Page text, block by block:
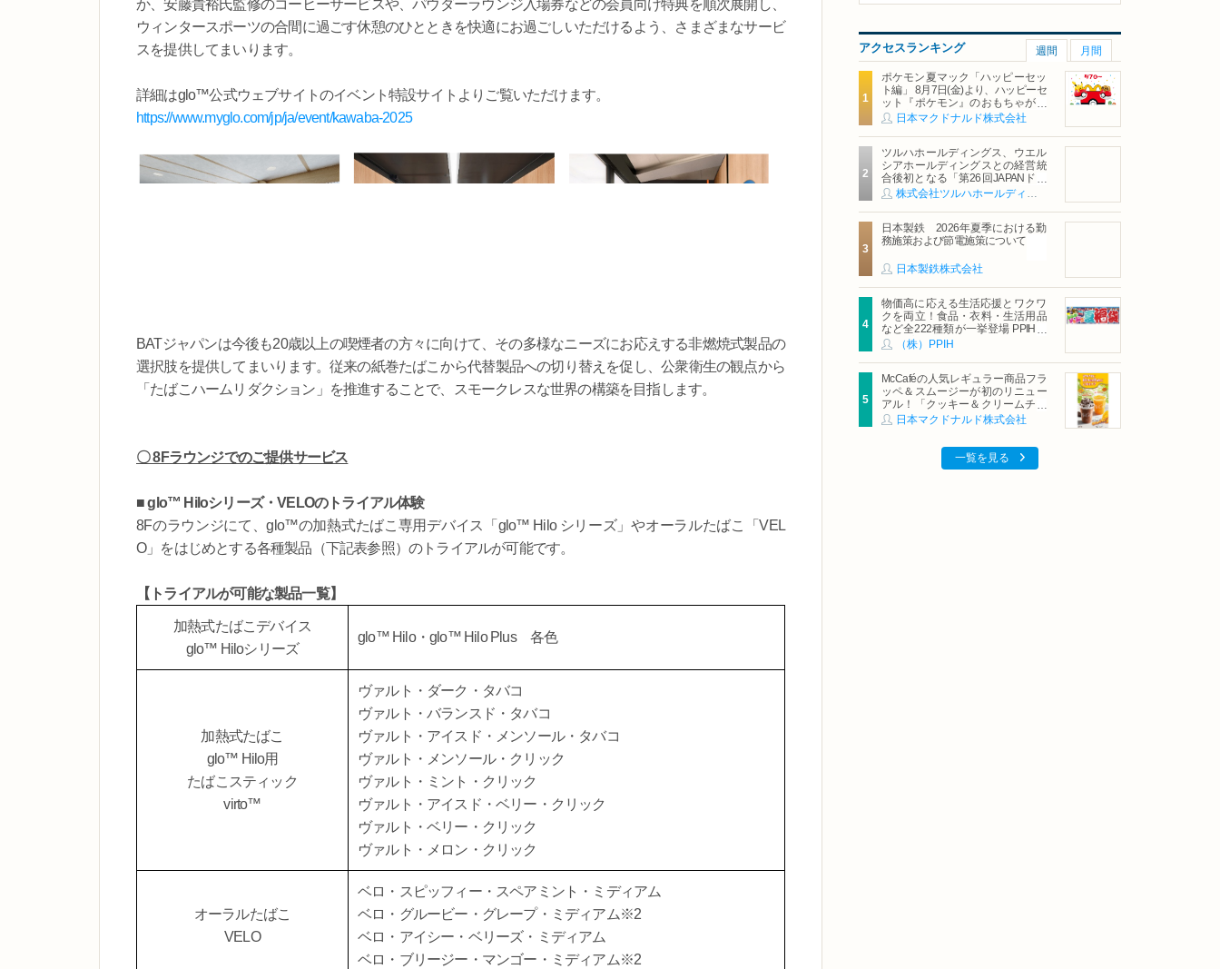
か、安藤貴裕氏監修のコーヒーサービスや、パウダーラウンジ入場券などの会員向け特典を順次展開し、
ウィンタースポーツの合間に過ごす休憩のひとときを快適にお過ごしいただけるよう、さまざまなサービ
スを提供してまいります。
詳細はglo™公式ウェブサイトのイベント特設サイトよりご覧いただけます。
https://www.myglo.com/jp/ja/event/kawaba-2025
BATジャパンは今後も20歳以上の喫煙者の方々に向けて、その多様なニーズにお応えする非燃焼式製品の
選択肢を提供してまいります。従来の紙巻たばこから代替製品への切り替えを促し、公衆衛生の観点から
「たばこハームリダクション」を推進することで、スモークレスな世界の構築を目指します。
〇 8Fラウンジでのご提供サービス
■glo™ Hiloシリーズ・VELOのトライアル体験
8Fのラウンジにて、glo™の加熱式たばこ専用デバイス「glo™ Hilo シリーズ」やオーラルたばこ「VEL
O」をはじめとする各種製品（下記表参照）のトライアルが可能です。
【トライアルが可能な製品一覧】
加熱式たばこデバイス
glo™ Hiloシリーズ
glo™ Hilo・glo™ Hilo Plus 各色
加熱式たばこ
glo™ Hilo用
たばこスティック
virto™
ヴァルト・ダーク・タバコ
ヴァルト・バランスド・タバコ
ヴァルト・アイスド・メンソール・タバコ
ヴァルト・メンソール・クリック
ヴァルト・ミント・クリック
ヴァルト・アイスド・ベリー・クリック
ヴァルト・ベリー・クリック
ヴァルト・メロン・クリック
オーラルたばこ
VELO
ベロ・スピッフィー・スペアミント・ミディアム
ベロ・グルービー・グレープ・ミディアム※2
ベロ・アイシー・ベリーズ・ミディアム
ベロ・ブリージー・マンゴー・ミディアム※2
アクセスランキング 週間 月間
ポケモン夏マック「ハッピーセッ
ト編」 8月7日(金)より、ハッピーセ
ット『ポケモン』のおもちゃが期
間限定登場
日本マクドナルド株式会社
ツルハホールディングス、ウエル
シアホールディングスとの経営統
合後初となる「第26回JAPANドラ
ッグストアショー」に出展
株式会社ツルハホールディングス
日本製鉄 2026年夏季における勤
務施策および節電施策について
日本製鉄株式会社
物価高に応える生活応援とワクワ
クを両立！食品・衣料・生活用品
など全222種類が一挙登場 PPIHグ
ループ「夏福袋」＆セール 8月6日
（株）PPIH
McCaféの人気レギュラー商品フラ
ッペ＆スムージーが初のリニュー
アル！「クッキー＆クリームチョ
コフラッペ」「マンゴースムージ
日本マクドナルド株式会社
一覧を見る